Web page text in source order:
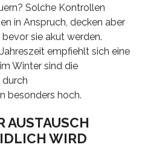
Solche Kontrollen
in Anspruch, decken aber
sie akut werden.
empfiehlt sich eine
Winter sind die
besonders hoch.
AUSTAUSCH
WIRD